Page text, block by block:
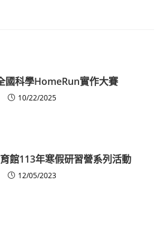
國科學HomeRun實作大賽
10/22/2025
館113年寒假研習營系列活動
12/05/2023